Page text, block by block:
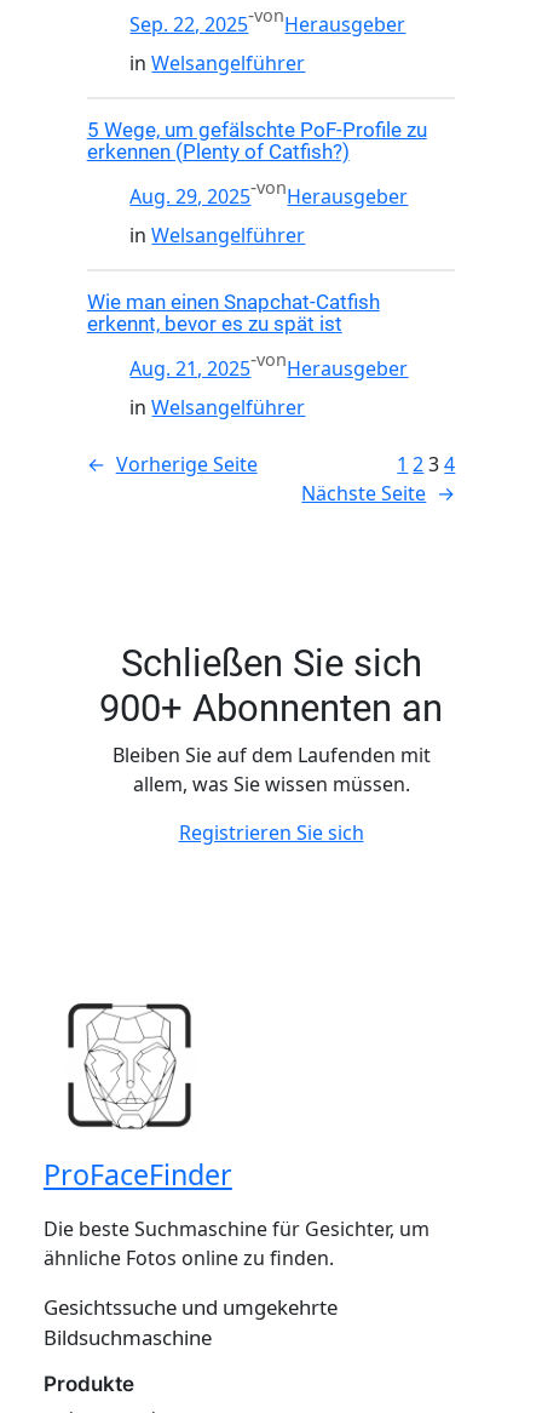
Sep. 22, 2025-vonHerausgeber
inWelsangelführer
5 Wege, um gefälschte PoF-Profile zu
erkennen (Plenty of Catfish?)
Aug. 29, 2025-vonHerausgeber
inWelsangelführer
Wie man einen Snapchat-Catfish
erkennt, bevor es zu spät ist
Aug. 21, 2025-vonHerausgeber
inWelsangelführer
← Vorherige Seite 1 234
Nächste Seite →
Schließen Sie sich
900+ Abonnenten an
Bleiben Sie auf dem Laufenden mit
allem, was Sie wissen müssen.
Registrieren Sie sich
ProFaceFinder
Die beste Suchmaschine für Gesichter, um
ähnliche Fotos online zu finden.
Gesichtssuche und umgekehrte
Bildsuchmaschine
Produkte